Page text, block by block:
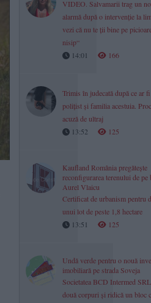
VIDEO. Salvamarii trag un
alarmă după o intervenție la
vezi că nu te ții bine pe
nisip“
14:01
166
Trimis în judecată după ce ar
polițist și familia acestuia.
acuză de ultraj
13:52
125
Kaufland România pregătește
reconfigurarea terenului de pe
Aurel Vlaicu
Certificat de urbanism pentru
unui lot de peste 1,8 hectare
13:51
125
Undă verde pentru o nouă
imobiliară pe strada Soveja
Societatea BCD Intermed
două corpuri și ridică un bloc